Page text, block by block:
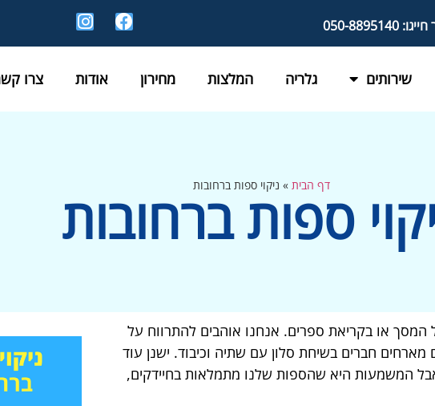
8895140
שירותים גלריה המלצות מחירון אודות צרו
דף הבית » ניקוי ספות ברחובות
ספות ברחובות
או בקריאת ספרים. אנחנו אוהבים להתרווח על
חברים בשיחת סלון עם שתיה וכיבוד. ישנן עוד
המשמעות היא שהספות שלנו מתמלאות בחיידקים,